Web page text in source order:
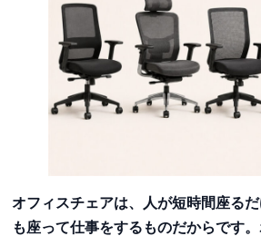
オフィスチェアは、人が短時間座る
も座って仕事をするものだからです